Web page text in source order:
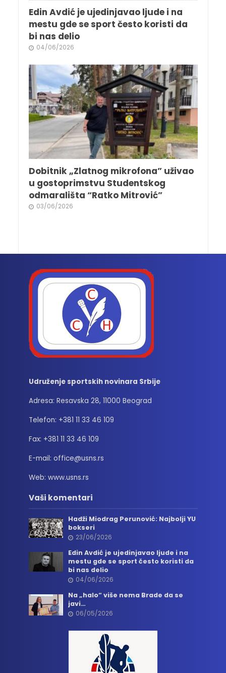
Edin Avdić je ujedinjavao ljude i na
mestu gde se sport često koristi da
bi nas delio
04/06/2026
Dobitnik „Zlatnog mikrofona” uživao
u gostoprimstvu Studentskog
odmarališta “Ratko Mitrović”
03/06/2026
Udruženje sportskih novinara Srbije
Adresa: Resavska 28, 11000 Beograd
Telefon: +381 11 33 46 109
Fax: +381 11 33 46 109
E-mail: office@usns.rs
Web: www.usns.rs
Vaši komentari
Hadži Miodrag Perunović: Najbolji YU
bokseri
23/06/2026
Edin Avdić je ujedinjavao ljude i na
mestu gde se sport često koristi da
bi nas delio
04/06/2026
Na „halo“ više nema Brade da se
javi…
06/05/2026